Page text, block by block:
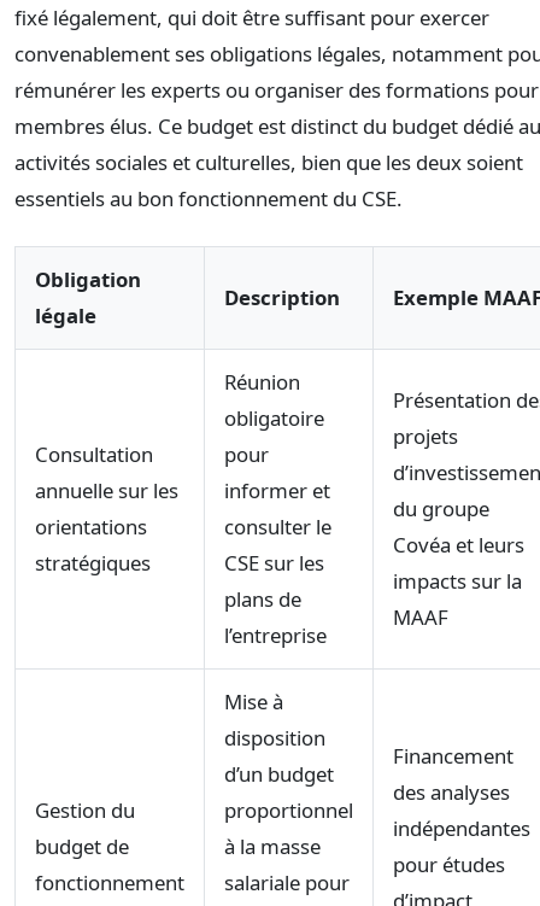
fixé légalement, qui doit être suffisant pour exercer
convenablement ses obligations légales, notamment
rémunérer les experts ou organiser des formations
membres élus. Ce budget est distinct du budget dédié
activités sociales et culturelles, bien que les deux soient
essentiels au bon fonctionnement du CSE.
Obligation
légale
Description Exemple
Consultation
annuelle sur les
orientations
stratégiques
Réunion
obligatoire
pour
informer et
consulter le
CSE sur les
plans de
l’entreprise
Présentation
projets
du groupe
Covéa et leurs
impacts sur la
MAAF
Gestion du
budget de
fonctionnement
Mise à
disposition
d’un budget
proportionnel
à la masse
salariale pour
Financement
des analyses
indépendantes
pour études